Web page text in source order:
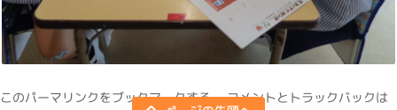
このパーマリンクをブックマークする。 コメントとトラックバックは